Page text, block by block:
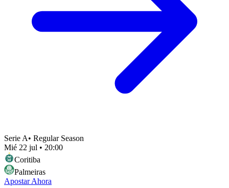
Serie A• Regular Season
Mié 22 jul • 20:00
Coritiba
Palmeiras
Apostar Ahora